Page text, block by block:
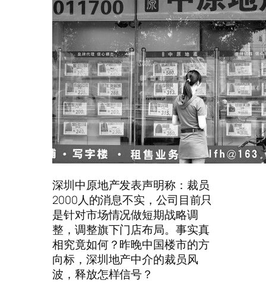
深圳中原地产发表声明称：裁员
2000人的消息不实，公司目前只
是针对市场情况做短期战略调
整，调整旗下门店布局。事实真
相究竟如何？昨晚中国楼市的方
向标，深圳地产中介的裁员风
波，释放怎样信号？